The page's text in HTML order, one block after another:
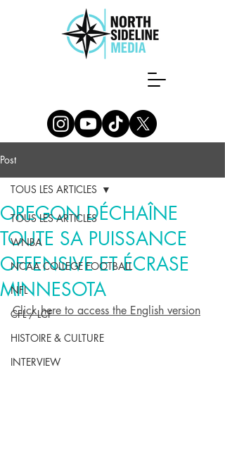
Post
TOUS LES ARTICLES
WNBA
NCAA COLLEGE FOOTBALL
NFL
CFL / LCF
HISTOIRE & CULTURE
INTERVIEW
TOUS LES ARTICLES
OREGON DÉCHAÎNE
TOUTE SA PUISSANCE
OFFENSIVE ET ÉCRASE
MINNESOTA
Click here to access the English version